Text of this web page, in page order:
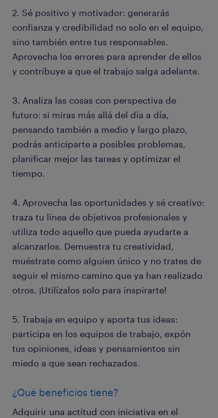
2. Sé positivo y motivador: generarás
confianza y credibilidad no solo en el equipo,
sino también entre tus responsables.
Aprovecha los errores para aprender de ellos
y contribuye a que el trabajo salga adelante.
3. Analiza las cosas con perspectiva de
futuro: si miras más allá del día a día,
pensando también a medio y largo plazo,
podrás anticiparte a posibles problemas,
planificar mejor las tareas y optimizar el
tiempo.
4. Aprovecha las oportunidades y sé creativo:
traza tu línea de objetivos profesionales y
utiliza todo aquello que pueda ayudarte a
alcanzarlos. Demuestra tu creatividad,
muéstrate como alguien único y no trates de
seguir el mismo camino que ya han realizado
otros. ¡Utilízalos solo para inspirarte!
5. Trabaja en equipo y aporta tus ideas:
participa en los equipos de trabajo, expón
tus opiniones, ideas y pensamientos sin
miedo a que sean rechazados.
¿Qué beneficios tiene?
Adquirir una actitud con iniciativa en el